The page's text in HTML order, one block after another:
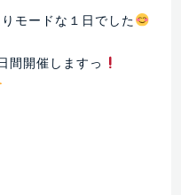
モードな１日でした
間開催しますっ